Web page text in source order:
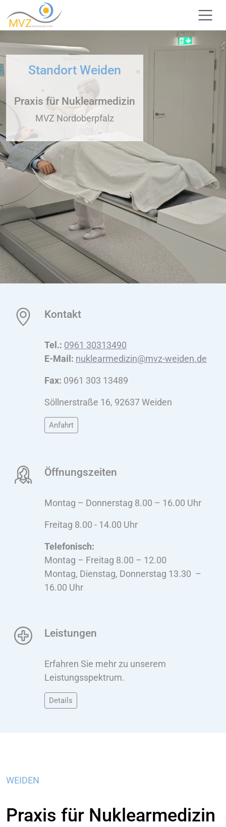
Standort Weiden
Praxis für Nuklearmedizin
MVZ Nordoberpfalz
Kontakt
Tel.: 0961 30313490
E-Mail: nuklearmedizin@mvz-weiden.de
Fax: 0961 303 13489
Söllnerstraße 16, 92637 Weiden
Anfahrt
Öffnungszeiten
Montag – Donnerstag 8.00 – 16.00 Uhr
Freitag 8.00 - 14.00 Uhr
Telefonisch:
Montag – Freitag 8.00 – 12.00
Montag, Dienstag, Donnerstag 13.30 –
16.00 Uhr
Leistungen
Erfahren Sie mehr zu unserem
Leistungsspektrum.
Details
WEIDEN
Praxis für Nuklearmedizin